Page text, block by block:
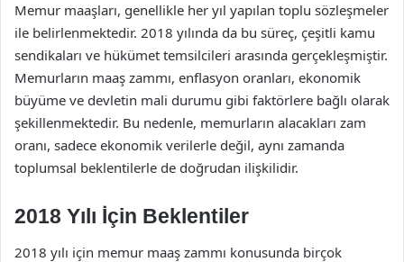
Memur maaşları, genellikle her yıl yapılan toplu sözleşmeler
ile belirlenmektedir. 2018 yılında da bu süreç, çeşitli kamu
sendikaları ve hükümet temsilcileri arasında gerçekleşmiştir.
Memurların maaş zammı, enflasyon oranları, ekonomik
büyüme ve devletin mali durumu gibi faktörlere bağlı olarak
şekillenmektedir. Bu nedenle, memurların alacakları zam
oranı, sadece ekonomik verilerle değil, aynı zamanda
toplumsal beklentilerle de doğrudan ilişkilidir.
2018 Yılı İçin Beklentiler
2018 yılı için memur maaş zammı konusunda birçok